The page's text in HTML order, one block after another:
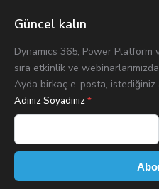
Güncel kalın
Dynamics 365, Power Platform
sıra etkinlik ve
Ayda birkaç e-posta, istediğiniz
Adınız Soyadınız*